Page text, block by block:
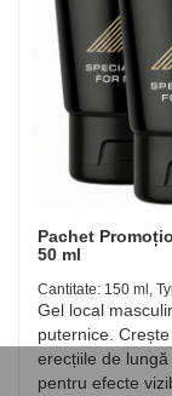
Pachet
50 ml
Cantitate: 150 ml,
Gel local
puternice.
erecțiile de
pentru efecte